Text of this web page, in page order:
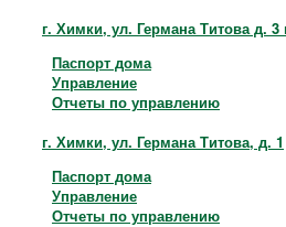
г. Химки, ул. Германа Титова д. 3
Паспорт дома
Управление
Отчеты по управлению
г. Химки, ул. Германа Титова, д. 1
Паспорт дома
Управление
Отчеты по управлению